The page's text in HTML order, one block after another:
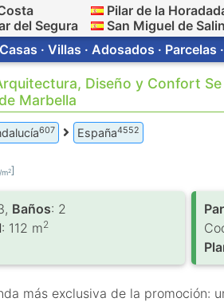
del Segura
Pilar de la
San Miguel de
· Villas · Adosados · Parcelas
Diseño y Confort
Marbella
607 España4552
/m2]
Baños: 2
: 112 m2
más exclusiva de la promoción: